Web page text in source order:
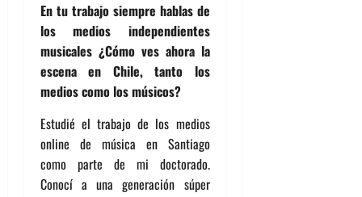
En tu trabajo siempre hablas de
los medios independientes
musicales ¿Cómo ves ahora la
escena en Chile, tanto los
medios como los músicos?
Estudié el trabajo de los medios
online de música en Santiago
como parte de mi doctorado.
Conocí a una generación súper